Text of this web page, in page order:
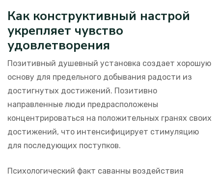
Как конструктивный настрой
укрепляет чувство
удовлетворения
Позитивный душевный установка создает хорошую
основу для предельного добывания радости из
достигнутых достижений. Позитивно
направленные люди предрасположены
концентрироваться на положительных гранях своих
достижений, что интенсифицирует стимуляцию
для последующих поступков.
Психологический факт саванны воздействия